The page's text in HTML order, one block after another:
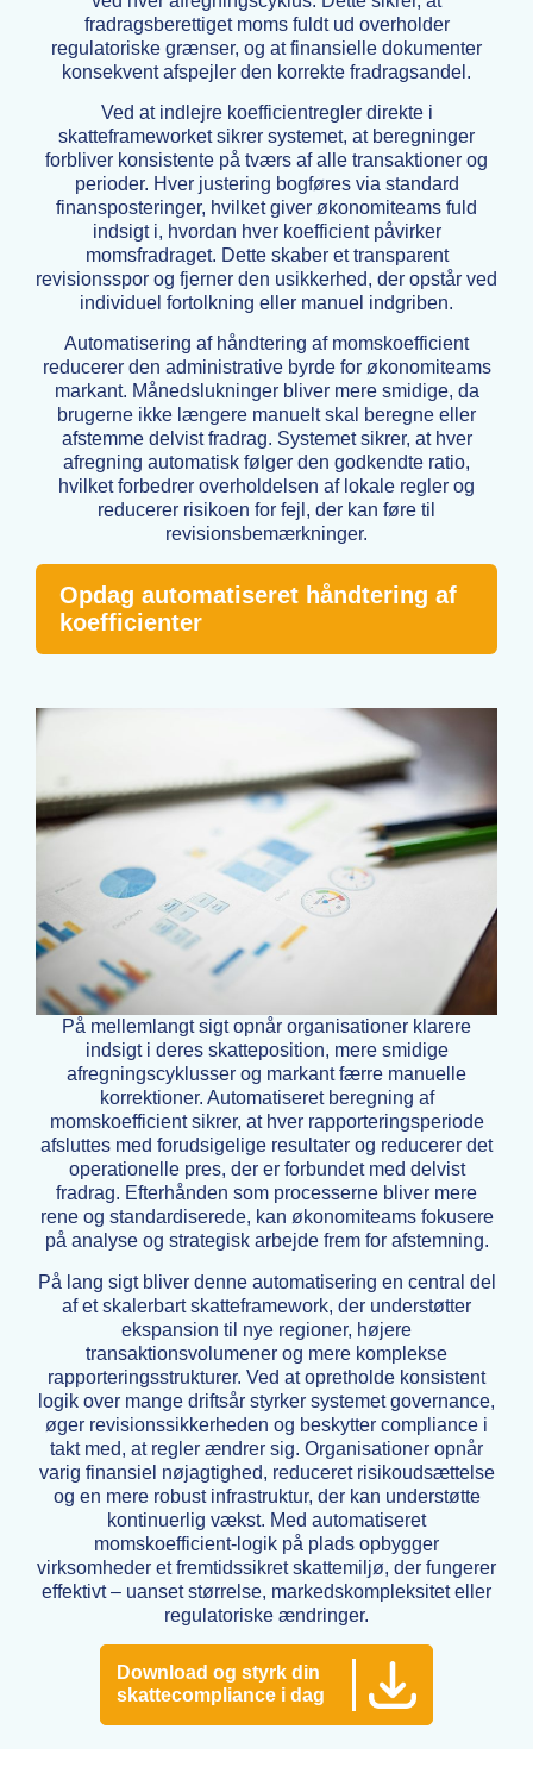
fradragsberettiget moms fuldt ud overholder
regulatoriske grænser, og at finansielle dokumenter
konsekvent afspejler den korrekte fradragsandel.
Ved at indlejre koefficientregler direkte i
skatteframeworket sikrer systemet, at beregninger
forbliver konsistente på tværs af alle transaktioner og
perioder. Hver justering bogføres via standard
finansposteringer, hvilket giver økonomiteams fuld
indsigt i, hvordan hver koefficient påvirker
momsfradraget. Dette skaber et transparent
revisionsspor og fjerner den usikkerhed, der opstår ved
individuel fortolkning eller manuel indgriben.
Automatisering af håndtering af momskoefficient
reducerer den administrative byrde for økonomiteams
markant. Månedslukninger bliver mere smidige, da
brugerne ikke længere manuelt skal beregne eller
afstemme delvist fradrag. Systemet sikrer, at hver
afregning automatisk følger den godkendte ratio,
hvilket forbedrer overholdelsen af lokale regler og
reducerer risikoen for fejl, der kan føre til
revisionsbemærkninger.
Opdag automatiseret håndtering af
koefficienter
På mellemlangt sigt opnår organisationer klarere
indsigt i deres skatteposition, mere smidige
afregningscyklusser og markant færre manuelle
korrektioner. Automatiseret beregning af
momskoefficient sikrer, at hver rapporteringsperiode
afsluttes med forudsigelige resultater og reducerer det
operationelle pres, der er forbundet med delvist
fradrag. Efterhånden som processerne bliver mere
rene og standardiserede, kan økonomiteams fokusere
på analyse og strategisk arbejde frem for afstemning.
På lang sigt bliver denne automatisering en central del
af et skalerbart skatteframework, der understøtter
ekspansion til nye regioner, højere
transaktionsvolumener og mere komplekse
rapporteringsstrukturer. Ved at opretholde konsistent
logik over mange driftsår styrker systemet governance,
øger revisionssikkerheden og beskytter compliance i
takt med, at regler ændrer sig. Organisationer opnår
varig finansiel nøjagtighed, reduceret risikoudsættelse
og en mere robust infrastruktur, der kan understøtte
kontinuerlig vækst. Med automatiseret
momskoefficient-logik på plads opbygger
virksomheder et fremtidssikret skattemiljø, der fungerer
effektivt – uanset størrelse, markedskompleksitet eller
regulatoriske ændringer.
Download og styrk din
skattecompliance i dag